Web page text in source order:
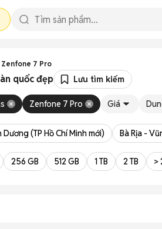
Zenfone 7 Pro
quốc đẹp Lưu tìm kiếm
Zenfone 7 Pro Giá
Dương (TP Hồ Chí Minh mới) Bà Rịa -
256 GB 512 GB 1 TB 2 TB >